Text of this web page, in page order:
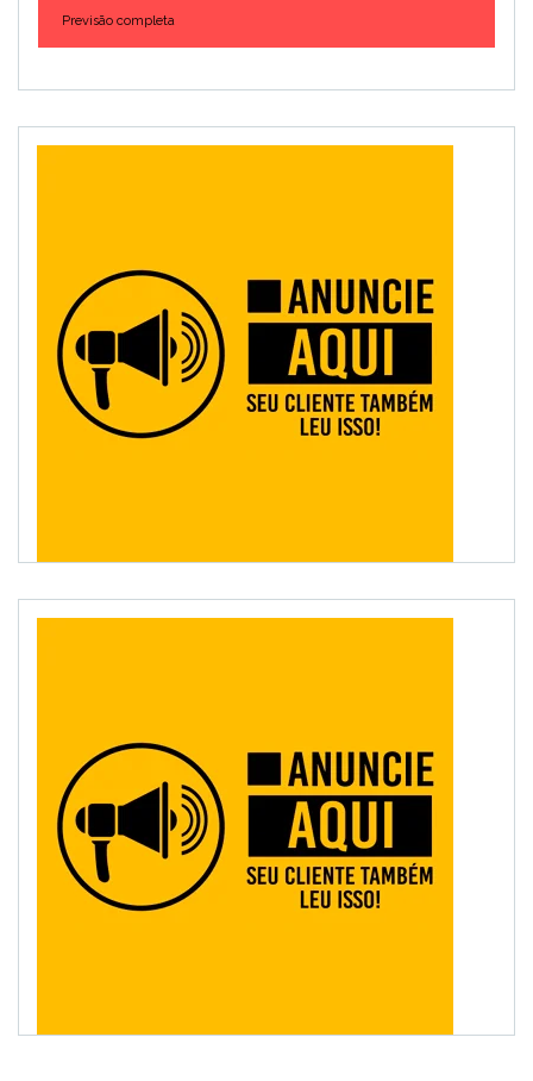
Previsão completa